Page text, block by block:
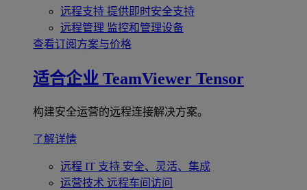
远程支持 提供即时安全支持
远程管理 监控和管理设备
查看订阅方案与价格
适合企业 TeamViewer Tensor
构建安全运营的远程连接解决方案。
了解详情
远程 IT 支持 安全、灵活、集成
运营技术 远程车间访问